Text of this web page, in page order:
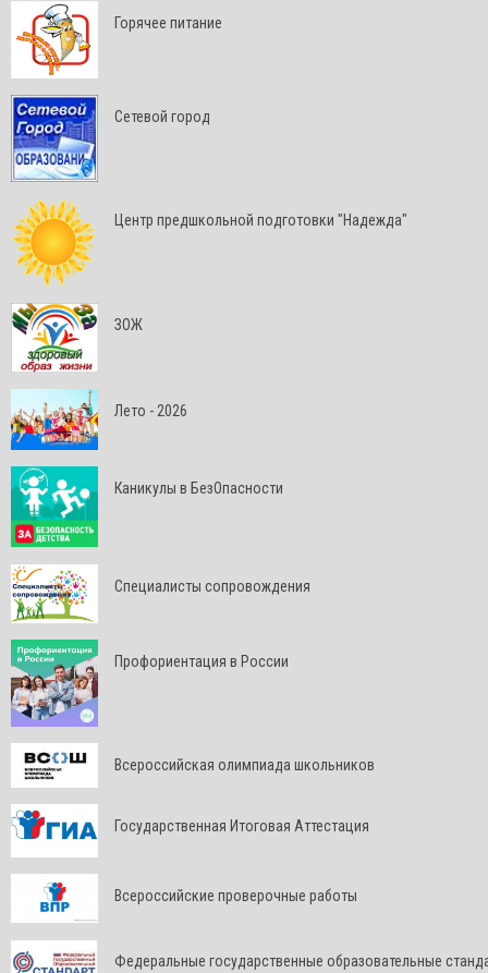
Горячее питание
Сетевой город
Центр предшкольной подготовки "Надежда"
ЗОЖ
Лето - 2026
Каникулы в БезОпасности
Специалисты сопровождения
Профориентация в России
Всероссийская олимпиада школьников
Государственная Итоговая Аттестация
Всероссийские проверочные работы
Федеральные государственные образовательные